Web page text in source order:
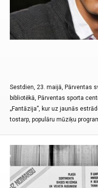
Sestdien, 23. maijā, Pārventas
bibliotēkā, Pārventas sporta
„Fantāzija”, kur uz jaunās
tostarp, populāru mūziķu